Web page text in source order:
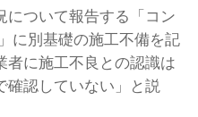
について報告する「コン
に別基礎の施工不備を記
者に施工不良との認識は
確認していない」と説